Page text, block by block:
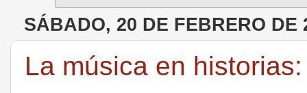
SÁBADO, 20 DE FEBRERO DE
La música en